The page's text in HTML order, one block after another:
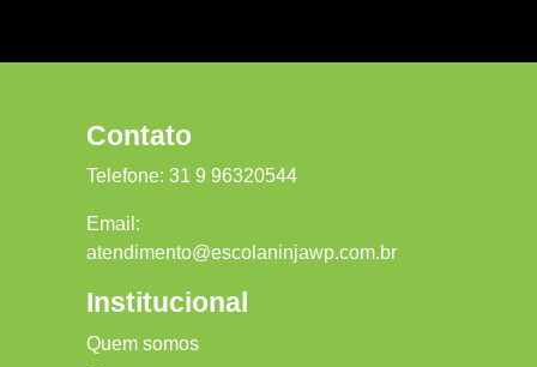
Contato
Telefone: 31 9 96320544
Email:
atendimento@escolaninjawp.com.br
Institucional
Quem somos